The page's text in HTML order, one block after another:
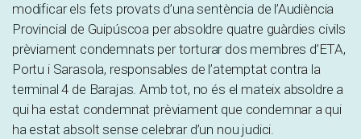
modificar els fets provats d’una sentència de l’Audiència
Provincial de Guipúscoa per absoldre quatre guàrdies civils
prèviament condemnats per torturar dos membres d’ETA,
Portu i Sarasola, responsables de l’atemptat contra la
terminal 4 de Barajas. Amb tot, no és el mateix absoldre a
qui ha estat condemnat prèviament que condemnar a qui
ha estat absolt sense celebrar d’un nou judici.